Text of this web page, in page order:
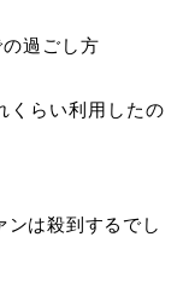
過ごし方
くらい利用したの
ンは殺到するでし